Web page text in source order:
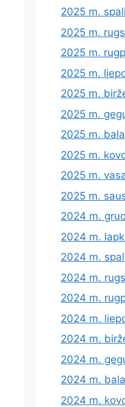
2025 m.
2025 m.
2025 m.
2025 m.
2025 m.
2025 m.
2025 m.
2025 m.
2025 m.
2025 m.
2024 m.
2024 m.
2024 m.
2024 m.
2024 m.
2024 m.
2024 m.
2024 m.
2024 m.
2024 m.